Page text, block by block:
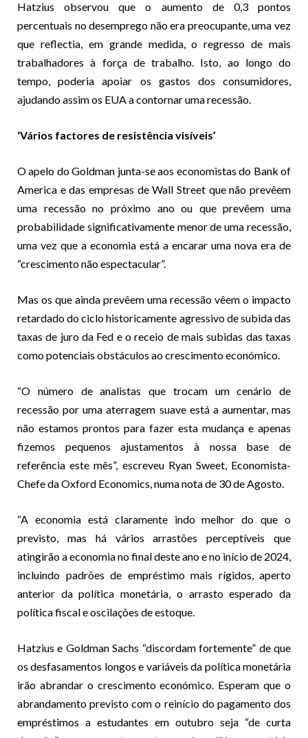
Hatzius observou que o aumento de 0,3 pontos
percentuais no desemprego não era preocupante, uma vez
que reflectia, em grande medida, o regresso de mais
trabalhadores à força de trabalho. Isto, ao longo do
tempo, poderia apoiar os gastos dos consumidores,
ajudando assim os EUA a contornar uma recessão.
‘Vários factores de resistência visíveis’
O apelo do Goldman junta-se aos economistas do Bank of
America e das empresas de Wall Street que não prevêem
uma recessão no próximo ano ou que prevêem uma
probabilidade significativamente menor de uma recessão,
uma vez que a economia está a encarar uma nova era de
“crescimento não espectacular”.
Mas os que ainda prevêem uma recessão vêem o impacto
retardado do ciclo historicamente agressivo de subida das
taxas de juro da Fed e o receio de mais subidas das taxas
como potenciais obstáculos ao crescimento económico.
“O número de analistas que trocam um cenário de
recessão por uma aterragem suave está a aumentar, mas
não estamos prontos para fazer esta mudança e apenas
fizemos pequenos ajustamentos à nossa base de
referência este mês”, escreveu Ryan Sweet, Economista-
Chefe da Oxford Economics, numa nota de 30 de Agosto.
“A economia está claramente indo melhor do que o
previsto, mas há vários arrastões perceptíveis que
atingirão a economia no final deste ano e no início de 2024,
incluindo padrões de empréstimo mais rígidos, aperto
anterior da política monetária, o arrasto esperado da
política fiscal e oscilações de estoque.
Hatzius e Goldman Sachs “discordam fortemente” de que
os desfasamentos longos e variáveis da política monetária
irão abrandar o crescimento económico. Esperam que o
abrandamento previsto com o reinício do pagamento dos
empréstimos a estudantes em outubro seja “de curta